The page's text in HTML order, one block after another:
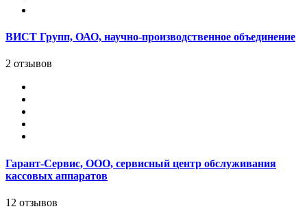
ВИСТ Групп, ОАО, научно-производственное объединение
2 отзывов
Гарант-Сервис, ООО, сервисный центр обслуживания
кассовых аппаратов
12 отзывов